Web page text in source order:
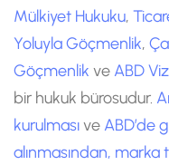
Mülkiyet Hukuku,
Yoluyla Göçmenlik,
Göçmenlik ve ABD
bir hukuk bürosudur.
kurulmasıve ABD’de
alınmasından, marka